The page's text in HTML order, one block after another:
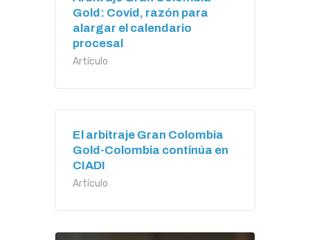
Gold: Covid, razón para
alargar el calendario
procesal
Artículo
El arbitraje Gran Colombia
Gold-Colombia continúa en
CIADI
Artículo